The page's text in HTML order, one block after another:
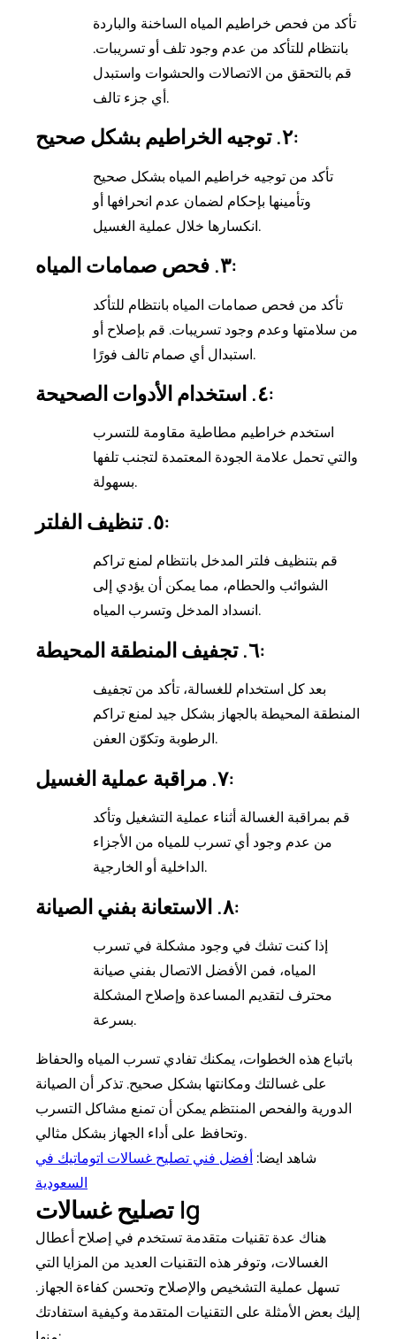
تأكد من فحص خراطيم المياه الساخنة والباردة
بانتظام للتأكد من عدم وجود تلف أو تسريبات.
قم بالتحقق من الاتصالات والحشوات واستبدل
أي جزء تالف.
٢. توجيه الخراطيم بشكل صحيح:
تأكد من توجيه خراطيم المياه بشكل صحيح
وتأمينها بإحكام لضمان عدم انحرافها أو
انكسارها خلال عملية الغسيل.
٣. فحص صمامات المياه:
تأكد من فحص صمامات المياه بانتظام للتأكد
من سلامتها وعدم وجود تسريبات. قم بإصلاح أو
استبدال أي صمام تالف فورًا.
٤. استخدام الأدوات الصحيحة:
استخدم خراطيم مطاطية مقاومة للتسرب
والتي تحمل علامة الجودة المعتمدة لتجنب تلفها
بسهولة.
٥. تنظيف الفلتر:
قم بتنظيف فلتر المدخل بانتظام لمنع تراكم
الشوائب والحطام، مما يمكن أن يؤدي إلى
انسداد المدخل وتسرب المياه.
٦. تجفيف المنطقة المحيطة:
بعد كل استخدام للغسالة، تأكد من تجفيف
المنطقة المحيطة بالجهاز بشكل جيد لمنع تراكم
الرطوبة وتكوّن العفن.
٧. مراقبة عملية الغسيل:
قم بمراقبة الغسالة أثناء عملية التشغيل وتأكد
من عدم وجود أي تسرب للمياه من الأجزاء
الداخلية أو الخارجية.
٨. الاستعانة بفني الصيانة:
إذا كنت تشك في وجود مشكلة في تسرب
المياه، فمن الأفضل الاتصال بفني صيانة
محترف لتقديم المساعدة وإصلاح المشكلة
بسرعة.
باتباع هذه الخطوات، يمكنك تفادي تسرب المياه والحفاظ
على غسالتك ومكانتها بشكل صحيح. تذكر أن الصيانة
الدورية والفحص المنتظم يمكن أن تمنع مشاكل التسرب
وتحافظ على أداء الجهاز بشكل مثالي.
شاهد ايضا: أفضل فني تصليح غسالات اتوماتيك في
السعودية
تصليح غسالات lg
هناك عدة تقنيات متقدمة تستخدم في إصلاح أعطال
الغسالات، وتوفر هذه التقنيات العديد من المزايا التي
تسهل عملية التشخيص والإصلاح وتحسن كفاءة الجهاز.
إليك بعض الأمثلة على التقنيات المتقدمة وكيفية استفادتك